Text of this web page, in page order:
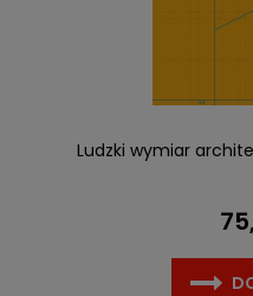
Ludzki wymiar